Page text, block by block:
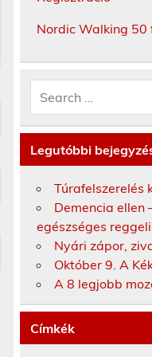
Nordic Walking
Legutóbbi
Túrafelszerelés
Demencia ellen
egészséges
Nyári zápor,
Október 9. A
A 8 legjobb
Címkék